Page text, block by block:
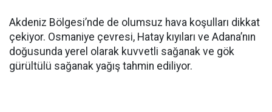
Akdeniz Bölgesi’nde de olumsuz hava koşulları dikkat
çekiyor. Osmaniye çevresi, Hatay kıyıları ve Adana’nın
doğusunda yerel olarak kuvvetli sağanak ve gök
gürültülü sağanak yağış tahmin ediliyor.